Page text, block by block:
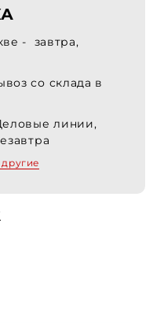
- завтра,
со склада в
линии,